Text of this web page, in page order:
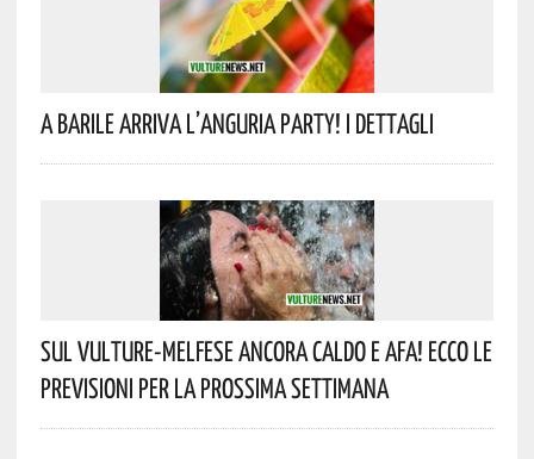
A Barile Arriva L’anguria Party! I Dettagli
Sul Vulture-Melfese Ancora Caldo E Afa! Ecco Le
Previsioni Per La Prossima Settimana